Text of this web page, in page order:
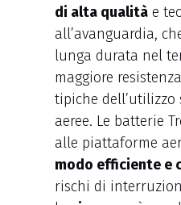
di alta qualità e
all’avanguardia,
lunga durata nel
maggiore
tipiche
aeree. Le batterie
alle piattaforme
modo efficiente e
rischi di